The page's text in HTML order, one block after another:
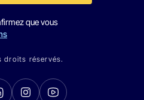
que vous
droits réservés.